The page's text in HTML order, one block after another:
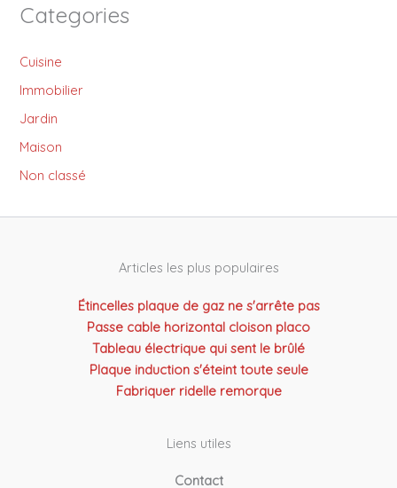
Categories
Cuisine
Immobilier
Jardin
Maison
Non classé
Articles les plus populaires
Étincelles plaque de gaz ne s'arrête pas
Passe cable horizontal cloison placo
Tableau électrique qui sent le brûlé
Plaque induction s'éteint toute seule
Fabriquer ridelle remorque
Liens utiles
Contact